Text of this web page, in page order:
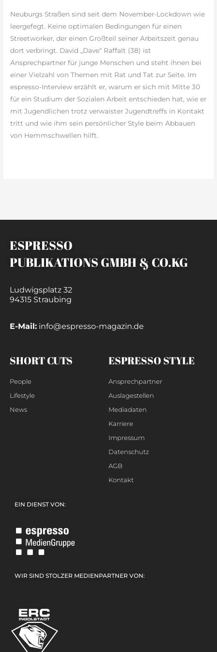
Neuburgs Straßen sind seit dem November-Lockdown wie
leergefegt. Keine optimalen Bedingungen für einen
Streetworker, der einen Großteil seiner Arbeitszeit genau
dort verbringt. David „Dave“ Raffalt (38) ist
Ansprechpartner für junge Menschen und steht ihnen bei
einer Vielzahl von Themen mit Rat und Tat zur Seite. Im
espresso-Interview erzählt er, warum er sich mit Mitte 30
für ein Studium der Sozialen Arbeit entschieden hat, wie er
mit Jugendlichen trotz verwaister Jugendtreffs in Kontakt
tritt und wie ihm sein persönlicher Style beim Abbauen
von Hemmschwellen hilft.
Streetworker
ESPRESSO
PUBLIKATIONS GMBH & CO.KG
Ludwigsplatz 32
94315 Straubing
E-Mail: info@espresso-magazin.de
SHORT CUTS
People
Lifestyle
News
ESPRESSO STYLE
Ansprechpartner
Auslagestellen
Mediadaten
Karriere
Impressum
Datenschutz
AGB
Kontakt
EIN DIENST VON:
WIR SIND STOLZER MEDIENPARTNER VON: